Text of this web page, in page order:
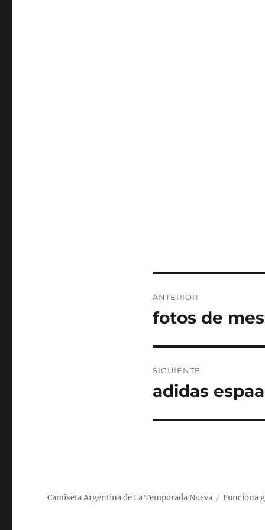
de
ANTERIOR
Entrada
fotos de
SIGUIENTE
Entrada
adidas
Camiseta Argentina de La Temporada Nueva Funciona